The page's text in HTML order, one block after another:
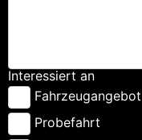
Interessiert an
Fahrzeugangebot
Probefahrt